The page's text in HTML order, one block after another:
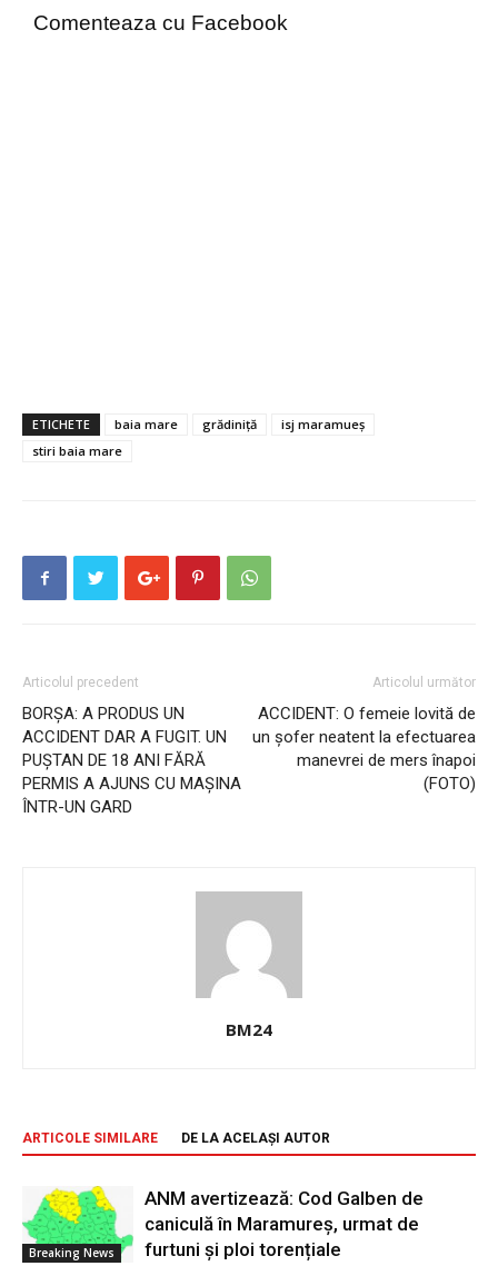
Comenteaza cu Facebook
ETICHETE baia mare grădiniță
isj maramueș
stiri baia mare
Articolul precedent
BORȘA: A PRODUS UN
ACCIDENT DAR A FUGIT. UN
PUȘTAN DE 18 ANI FĂRĂ
PERMIS A AJUNS CU MAȘINA
ÎNTR-UN GARD
Articolul următor
ACCIDENT: O femeie lovită de
un șofer neatent la efectuarea
manevrei de mers înapoi
(FOTO)
BM24
ARTICOLE SIMILARE DE LA ACELAȘI AUTOR
Breaking News
ANM avertizează: Cod Galben de
caniculă în Maramureș, urmat de
furtuni și ploi torențiale